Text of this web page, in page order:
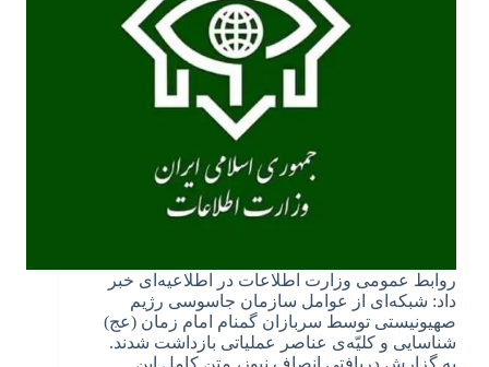
روابط عمومی وزارت اطلاعات در اطلاعیه‌ای خبر
داد: شبکه‌‌ای از عوامل سازمان جاسوسی رژیم
صهیونیستی توسط سربازان گمنام امام زمان (عج)
شناسایی و کلیّه‌ی عناصر عملیاتی بازداشت شدند.
به گزارش دریافتی انصاف نیوز، متن کامل این